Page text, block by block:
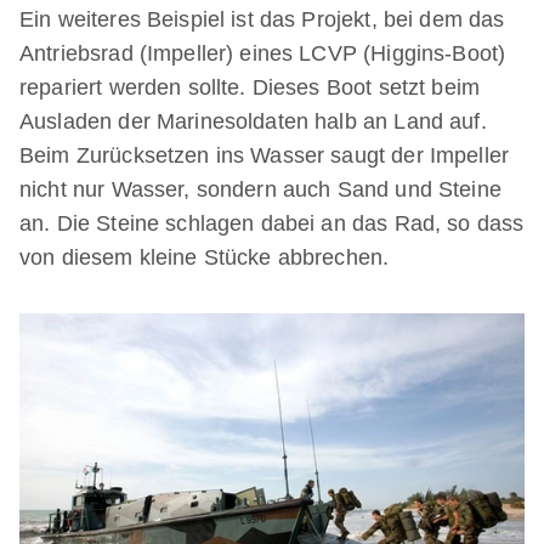
Ein weiteres Beispiel ist das Projekt, bei dem das
Antriebsrad (Impeller) eines LCVP (Higgins-Boot)
repariert werden sollte. Dieses Boot setzt beim
Ausladen der Marinesoldaten halb an Land auf.
Beim Zurücksetzen ins Wasser saugt der Impeller
nicht nur Wasser, sondern auch Sand und Steine
an. Die Steine schlagen dabei an das Rad, so dass
von diesem kleine Stücke abbrechen.